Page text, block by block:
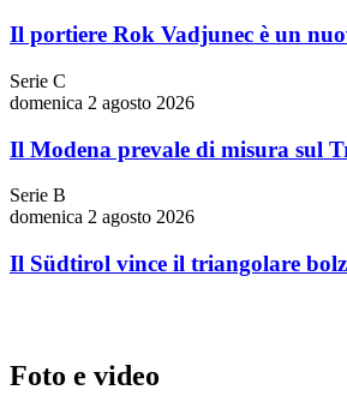
Il portiere Rok Vadjunec è un
Serie C
domenica 2 agosto 2026
Il Modena prevale di misura sul
Serie B
domenica 2 agosto 2026
Il Südtirol vince il triangolare
Foto e video